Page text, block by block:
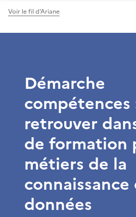
Voir le fil d'Ariane
Démarche
compétences
retrouver
de formation
métiers de la
données